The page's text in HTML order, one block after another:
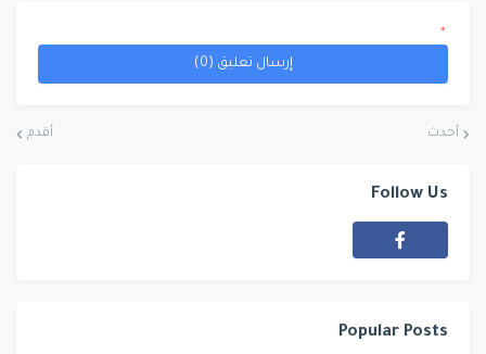
*
إرسال تعليق (0)
أحدث أقدم
Follow Us
Popular Posts